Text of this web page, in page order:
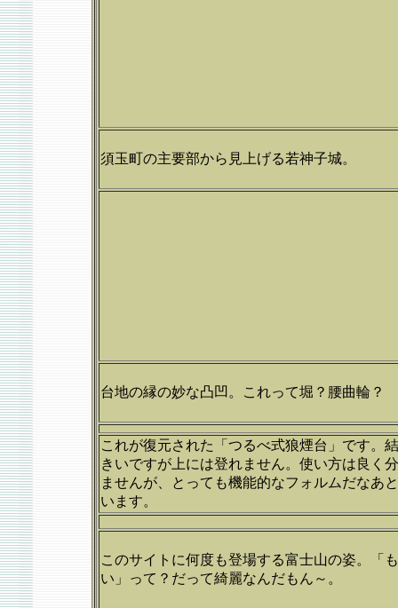
須玉町の主要部から見上げる若神子城。
台地の縁の妙な凸凹。これって堀？腰曲輪？
これが復元された「つるべ式狼煙台」です。
きいですが上には登れません。使い方は良く
ませんが、とっても機能的なフォルムだなあ
います。
このサイトに何度も登場する富士山の姿。「
い」って？だって綺麗なんだもん～。